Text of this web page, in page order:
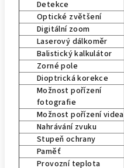
Detekce
Optické zvětšení
Digitální zoom
Laserový dálkoměr
Balistický kalkulátor
Zorné pole
Dioptrická korekce
Možnost pořízení
fotografie
Možnost pořízení videa
Nahrávání zvuku
Stupeň ochrany
Paměť
Provozní teplota